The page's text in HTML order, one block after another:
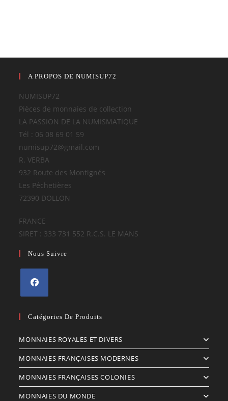
A PROPOS DE NUMISUP72
NUMISUP72
Pièces de monnaies de collection
LA PASSION DE LA NUMISMATIQUE
Tél : 06 08 69 01 59
numisup72@gmail.com
R. VERBA
932 Route des Montignés
Les Péchetières
72390 DOLLON
FRANCE
SIRET : 333 731 552 R.C.S. LE MANS
Nous Suivre
dans
nouvel
Catégories De Produits
MONNAIES ROYALES ET DIVERS
MONNAIES FRANÇAISES MODERNES
MONNAIES FRANÇAISES COLONIES
MONNAIES DU MONDE